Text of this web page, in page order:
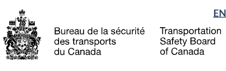
to
main
to
"About
government"
à
la
Sélection
de
la
langue
EN